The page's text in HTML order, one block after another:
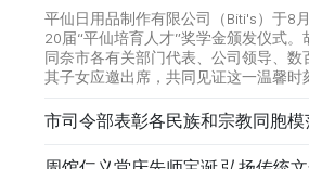
平仙日用品制作有限公司（Biti's）于8
20届“平仙培育人才”奖学金颁发仪式。
同奈市各有关部门代表、公司领导、数
其子女应邀出席，共同见证这一温馨时
市司令部表彰各民族和宗教同胞模